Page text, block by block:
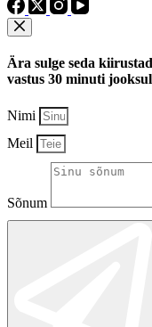
Ära sulge seda
vastus 30 minuti jooksul
Nimi
Meil
Sõnum